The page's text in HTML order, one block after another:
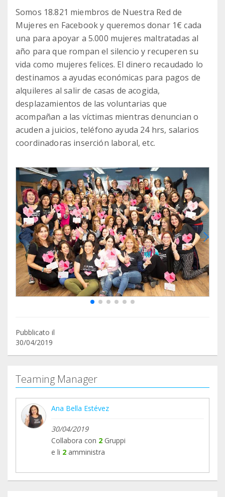
Somos 18.821 miembros de Nuestra Red de
Mujeres en Facebook y queremos donar 1€ cada
una para apoyar a 5.000 mujeres maltratadas al
año para que rompan el silencio y recuperen su
vida como mujeres felices. El dinero recaudado lo
destinamos a ayudas económicas para pagos de
alquileres al salir de casas de acogida,
desplazamientos de las voluntarias que
acompañan a las víctimas mientras denuncian o
acuden a juicios, teléfono ayuda 24 hrs, salarios
coordinadoras inserción laboral, etc.
Pubblicato il
30/04/2019
Teaming Manager
Ana Bella Estévez
30/04/2019
Collabora con 2 Gruppi
e li 2 amministra